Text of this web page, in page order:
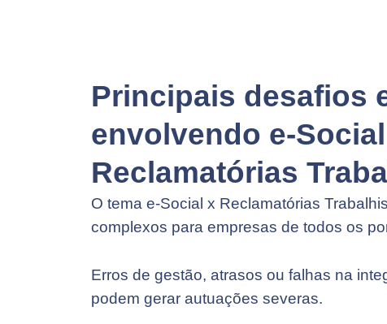
Principais desafios
envolvendo e-
Reclamatórias
O tema e-Social x Reclamatórias
complexos para empresas de todos os
Erros de gestão, atrasos ou falhas na
podem gerar autuações severas.